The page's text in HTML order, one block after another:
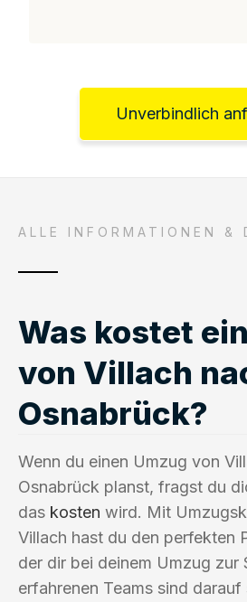
Unverbindlich
ALLE INFORMATIONEN &
Was kostet
von Villach
Osnabrück?
Wenn du einen Umzug von
Osnabrück planst, fragst du
das kosten wird. Mit
Villach hast du den perfekten
der dir bei deinem Umzug zur
erfahrenen Teams sind darauf